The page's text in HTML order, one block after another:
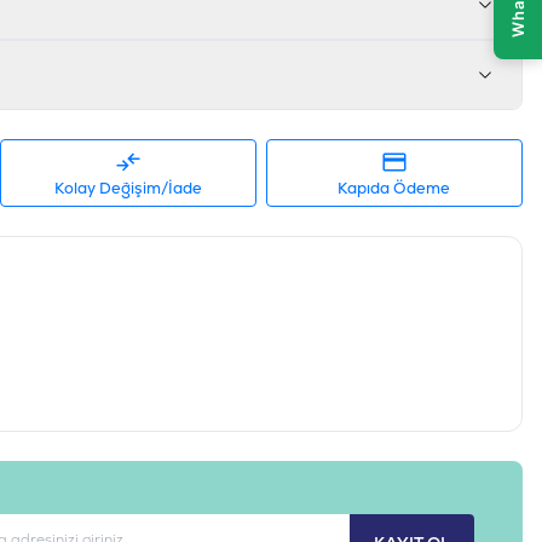
IU, Vitamin E 400 mg, Biyotin 0,5 mg, Kolin Klorid 500 mg,
Aminoasit hidrat demir şelatı 60 mg, Aminoasit hidrat manganez
Etli
Kolay Değişim/İade Kapıda Ödeme